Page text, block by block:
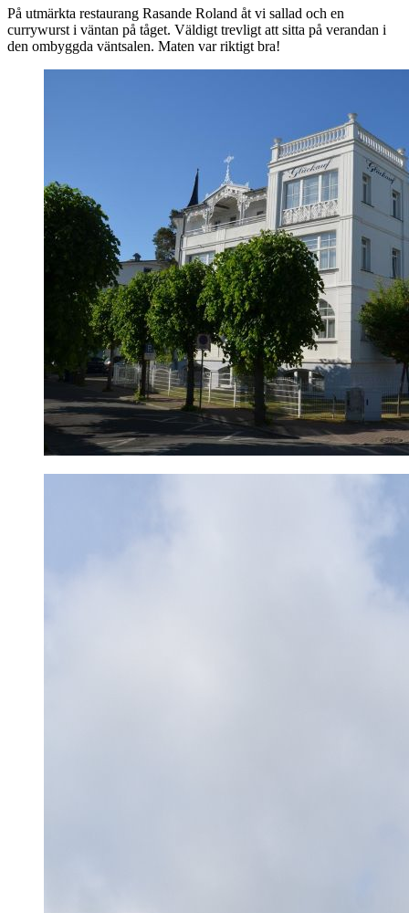
På utmärkta restaurang Rasande Roland åt vi sallad och en
currywurst i väntan på tåget. Väldigt trevligt att sitta på verandan i
den ombyggda väntsalen. Maten var riktigt bra!